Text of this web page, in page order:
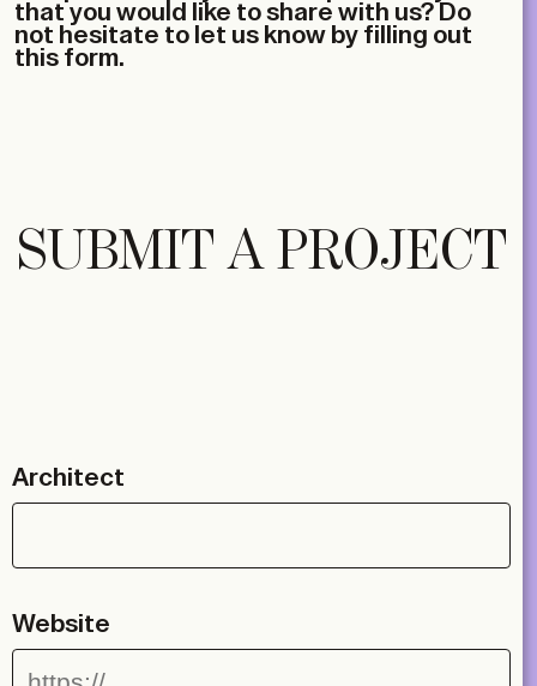
that you would like to share with us? Do
not hesitate to let us know by filling out
this form.
SUBMIT A PROJECT
Architect
Website